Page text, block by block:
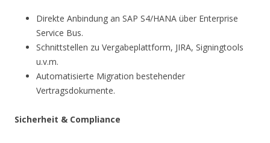
Direkte Anbindung an SAP S4/HANA über Enterprise
Service Bus.
Schnittstellen zu Vergabeplattform, JIRA, Signingtools
u.v.m.
Automatisierte Migration bestehender
Vertragsdokumente.
Sicherheit & Compliance